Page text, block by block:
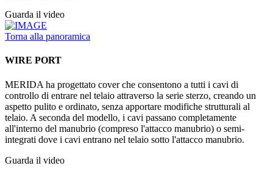
Guarda il video
Torna alla panoramica
WIRE PORT
MERIDA ha progettato cover che consentono a tutti i cavi di
controllo di entrare nel telaio attraverso la serie sterzo, creando un
aspetto pulito e ordinato, senza apportare modifiche strutturali al
telaio. A seconda del modello, i cavi passano completamente
all'interno del manubrio (compreso l'attacco manubrio) o semi-
integrati dove i cavi entrano nel telaio sotto l'attacco manubrio.
Guarda il video